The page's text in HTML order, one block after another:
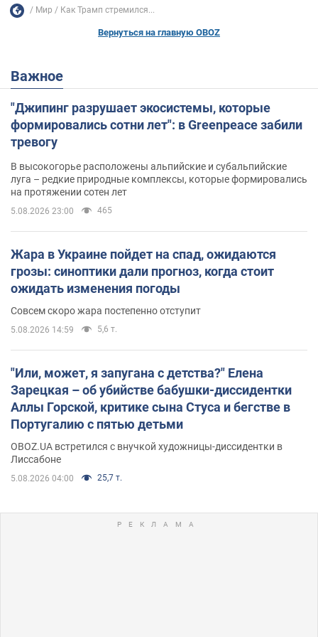
Мир Как Трамп стремился...
Вернуться на главную OBOZ
Важное
"Джипинг разрушает экосистемы, которые
формировались сотни лет": в Greenpeace забили
тревогу
В высокогорье расположены альпийские и субальпийские
луга – редкие природные комплексы, которые формировались
на протяжении сотен лет
5.08.2026 23:00 465
Жара в Украине пойдет на спад, ожидаются
грозы: синоптики дали прогноз, когда стоит
ожидать изменения погоды
Совсем скоро жара постепенно отступит
5.08.2026 14:59 5,6 т.
"Или, может, я запугана с детства?" Елена
Зарецкая – об убийстве бабушки-диссидентки
Аллы Горской, критике сына Стуса и бегстве в
Португалию с пятью детьми
OBOZ.UA встретился с внучкой художницы-диссидентки в
Лиссабоне
5.08.2026 04:00 25,7 т.